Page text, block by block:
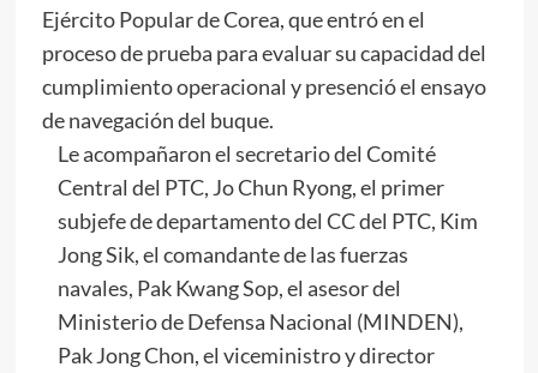
Ejército Popular de Corea, que entró en el
proceso de prueba para evaluar su capacidad del
cumplimiento operacional y presenció el ensayo
de navegación del buque.
Le acompañaron el secretario del Comité
Central del PTC, Jo Chun Ryong, el primer
subjefe de departamento del CC del PTC, Kim
Jong Sik, el comandante de las fuerzas
navales, Pak Kwang Sop, el asesor del
Ministerio de Defensa Nacional (MINDEN),
Pak Jong Chon, el viceministro y director